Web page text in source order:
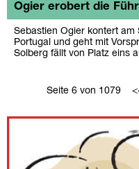
Ogier erobert die
Sebastien Ogier kontert
Portugal und geht mit
Solberg fällt von Platz eins
Seite 6 von 1079